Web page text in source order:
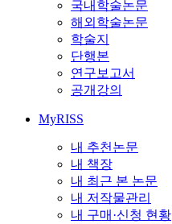
국내학술논문
해외학술논문
학술지
단행본
연구보고서
공개강의
MyRISS
내 추천논문
내 책장
내 최근 본 논문
내 저작물관리
내 구매·신청 현황